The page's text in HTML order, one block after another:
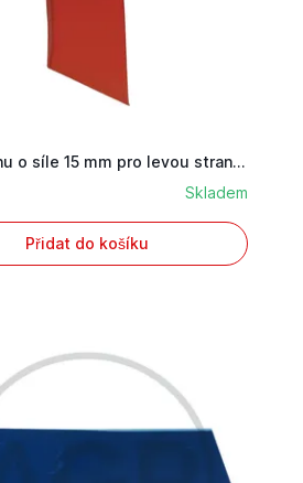
Dláto pluhu o síle 15 mm pro levou stranu na pl...
Skladem
Přidat do košíku